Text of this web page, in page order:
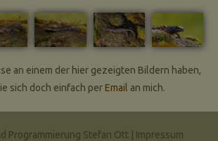
an einem der hier gezeigten Bildern haben,
sich doch einfach perEmail an mich.
Programmierung Stefan Ott | Impressum